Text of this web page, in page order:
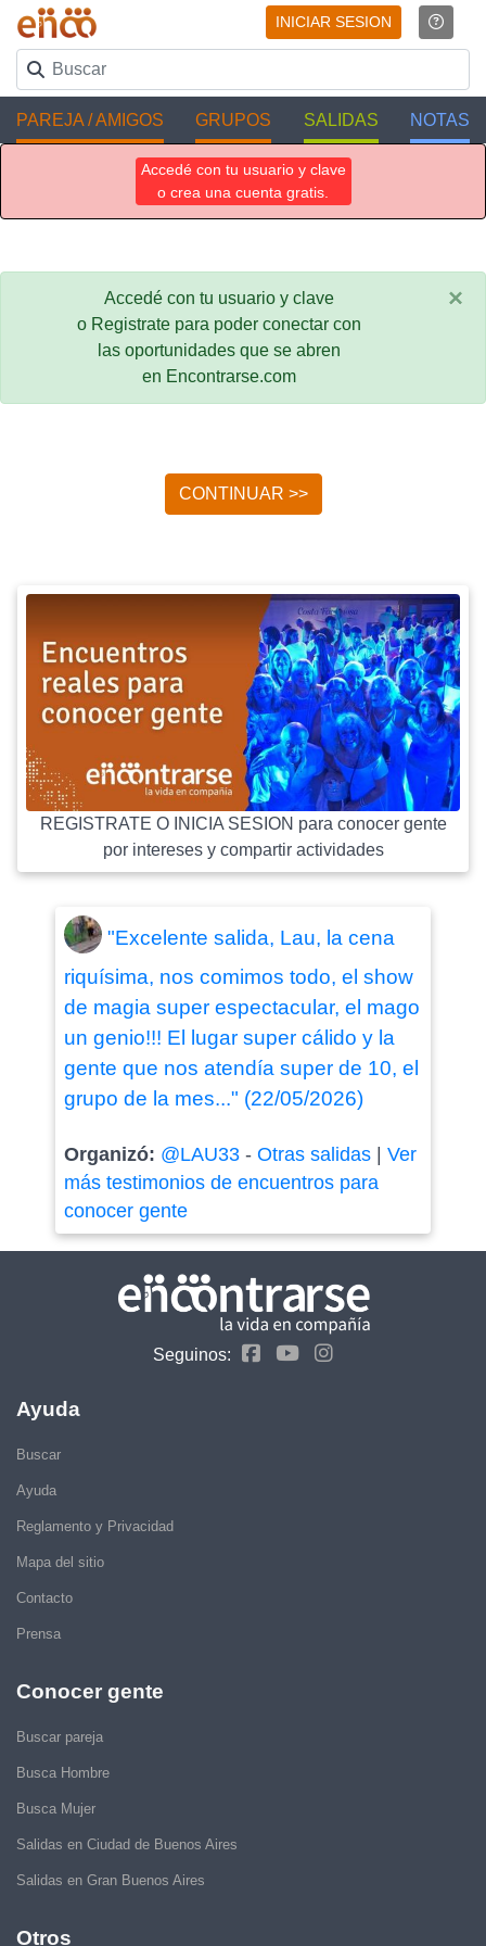
INICIAR SESION
PAREJA / AMIGOS GRUPOS SALIDAS NOTAS
Accedé con tu usuario y clave
o crea una cuenta gratis.
Accedé con tu usuario y clave
o Registrate para poder conectar con
las oportunidades que se abren
en Encontrarse.com
×
CONTINUAR >>
REGISTRATE O INICIA SESION para conocer gente
por intereses y compartir actividades
"Excelente salida, Lau, la cena
riquísima, nos comimos todo, el show
de magia super espectacular, el mago
un genio!!! El lugar super cálido y la
gente que nos atendía super de 10, el
grupo de la mes..." (22/05/2026)
Organizó: @LAU33- Otras salidas| Ver
más testimonios de encuentros para
conocer gente
Seguinos:
Ayuda
Buscar
Ayuda
Reglamento y Privacidad
Mapa del sitio
Contacto
Prensa
Conocer gente
Buscar pareja
Busca Hombre
Busca Mujer
Salidas en Ciudad de Buenos Aires
Salidas en Gran Buenos Aires
Otros